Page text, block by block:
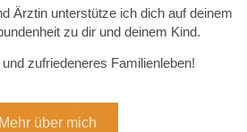
Ärztin unterstütze ich dich auf deinem
zu dir und deinem Kind.
zufriedeneres Familienleben!
Mehr über mich